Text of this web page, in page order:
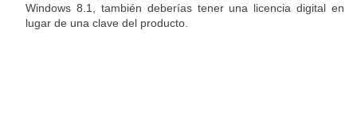
Windows 8.1, también deberías tener una licencia digital en
lugar de una clave del producto.